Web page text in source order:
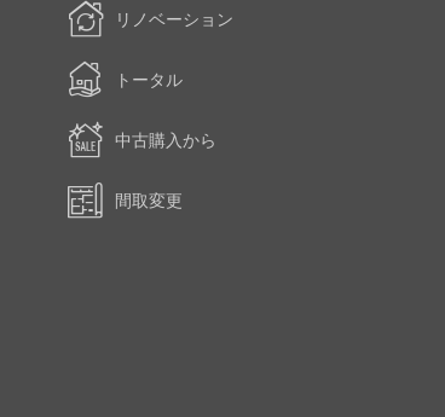
リノベーション
トータル
中古購入から
間取変更